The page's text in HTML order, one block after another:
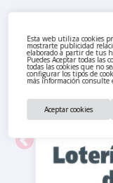
Esta web utiliza cookies
mostrarte publicidad
elaborado a partir de tus
Puedes Aceptar todas las
todas las cookies que no
configurar los tipos de
más información consulte
Aceptar cookies